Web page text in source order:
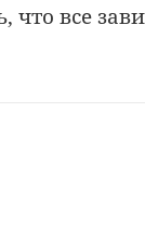
что все